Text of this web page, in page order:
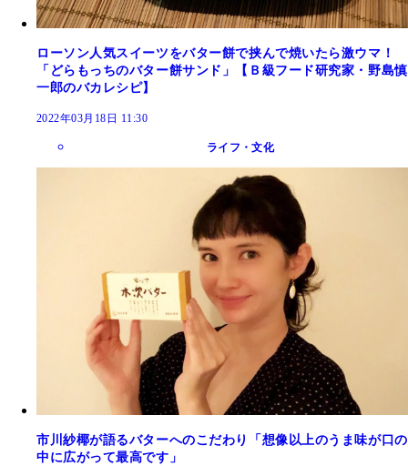
ローソン人気スイーツをバター餅で挟んで焼いたら激ウマ！
「どらもっちのバター餅サンド」【Ｂ級フード研究家・野島慎
一郎のバカレシピ】
2022年03月18日 11:30
ライフ・文化
市川紗椰が語るバターへのこだわり「想像以上のうま味が口の
中に広がって最高です」